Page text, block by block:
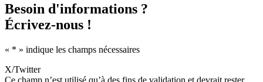
Besoin d'informations ?
Écrivez-nous !
« * » indique les champs nécessaires
X/Twitter
Ce champ n’est utilisé qu’à des fins de validation et devrait rester